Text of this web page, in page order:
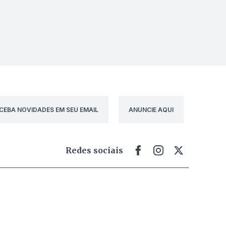
NOVIDADES EM SEU EMAIL ANUNCIE AQUI
Redes sociais